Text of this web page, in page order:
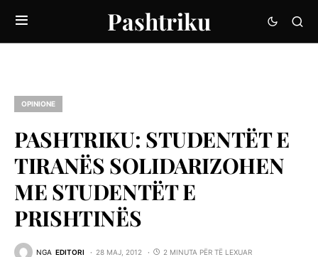
Pashtriku
OPINIONE
PASHTRIKU: STUDENTËT E
TIRANËS SOLIDARIZOHEN
ME STUDENTËT E
PRISHTINËS
NGA EDITORI 28 MAJ, 2012
2 MINUTA PËR TË LEXUAR